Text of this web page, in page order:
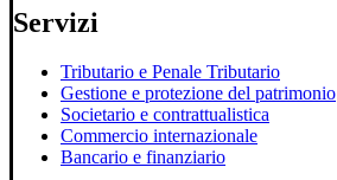
Servizi
Tributario e Penale Tributario
Gestione e protezione del patrimonio
Societario e contrattualistica
Commercio internazionale
Bancario e finanziario